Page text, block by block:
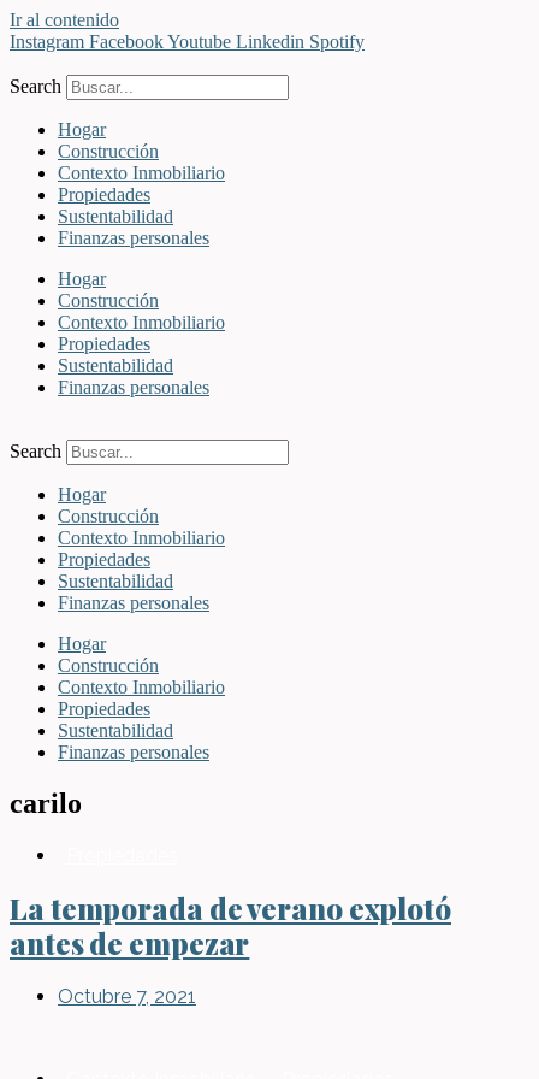
Ir al contenido
Instagram FacebookYoutube Linkedin Spotify
Search
Hogar
Construcción
Contexto Inmobiliario
Propiedades
Sustentabilidad
Finanzas personales
Hogar
Construcción
Contexto Inmobiliario
Propiedades
Sustentabilidad
Finanzas personales
Search
Hogar
Construcción
Contexto Inmobiliario
Propiedades
Sustentabilidad
Finanzas personales
Hogar
Construcción
Contexto Inmobiliario
Propiedades
Sustentabilidad
Finanzas personales
carilo
La temporada de verano explotó
antes de empezar
Octubre 7, 2021